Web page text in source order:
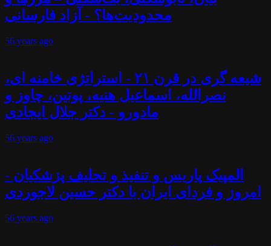
محدودیت‌ها؟ - آزاد فارسانی
56 years ago
شیعه گری در قرن ۲۱ - استراتژی خامنه ای،
نصرالله، اسماعیل هنیه، پوتین، چاوز و
مادورو - دکتر جلال ایجادی
56 years ago
المپیک پاریس و تنفیذ و تحلیف پزشکیان -
امروز و فردای ایران با دکتر حسین لاجوردی
56 years ago